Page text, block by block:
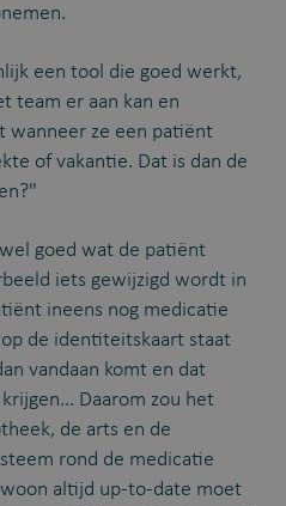
een tool die goed werkt,
team er aan kan en
wanneer ze een patiënt
of vakantie. Dat is dan de
goed wat de patiënt
iets gewijzigd wordt in
ineens nog medicatie
de identiteitskaart staat
vandaan komt en dat
Daarom zou het
de arts en de
rond de medicatie
altijd up-to-date moet